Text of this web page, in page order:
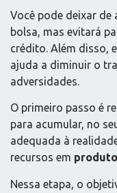
Você pode deixar de
bolsa, mas evitará
crédito. Além disso,
ajuda a diminuir o
adversidades.
O primeiro passo é
para acumular, no
adequada à
recursos em
Nessa etapa, o